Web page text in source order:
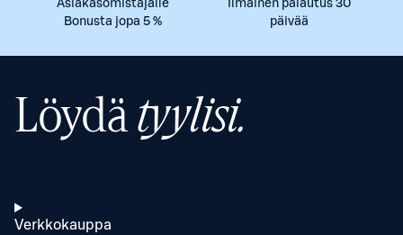
Asiakasomistajalle
Bonusta jopa 5 %
Ilmainen palautus 30
päivää
Löydätyylisi.
Verkkokauppa